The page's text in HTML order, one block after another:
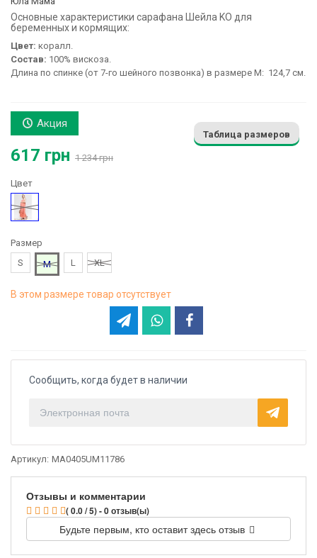
Основные характеристики сарафана Шейла KO для
беременных и кормящих:
Цвет: коралл.
Состав: 100% вискоза.
Длина по спинке (от 7-го шейного позвонка) в размере М: 124,7 см.
Акция
617 грн 1 234 грн
Таблица размеров
Цвет
Коралл
Размер
S
M L XL
В этом размере товар отсутствует
Сообщить, когда будет в наличии
Артикул: MA0405UM11786
Отзывы и комментарии
( 0.0 / 5) - 0 отзыв(ы)
Будьте первым, кто оставит здесь отзыв